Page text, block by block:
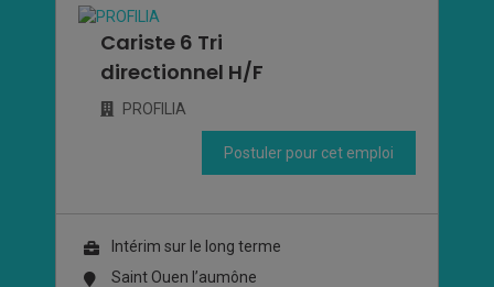
Cariste 6 Tri
directionnel H/F
PROFILIA
Postuler pour cet emploi
Intérim sur le long terme
Saint Ouen l’aumône